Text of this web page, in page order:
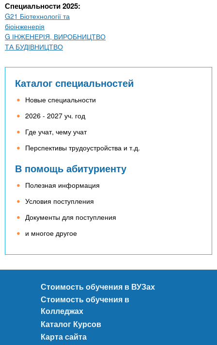
Специальности 2025:
G21 Біотехнології та
біоінженерія
G ІНЖЕНЕРІЯ, ВИРОБНИЦТВО
ТА БУДІВНИЦТВО
Каталог специальностей
Новые специальности
2026 - 2027 уч. год
Где учат, чему учат
Перспективы трудоустройства и т.д.
В помощь абитуриенту
Полезная информация
Условия поступления
Документы для поступления
и многое другое
Стоимость обучения в ВУЗах
Стоимость обучения в
Колледжах
Каталог Курсов
Карта сайта